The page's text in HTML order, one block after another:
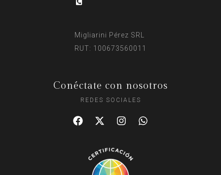
Migliarini Pérez SRL
RUT: 100673560011
Conéctate con nosotros
REDES SOCIALES